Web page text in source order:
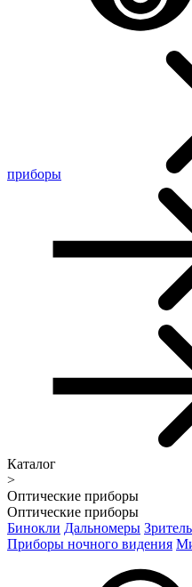
приборы
Каталог
>
Оптические приборы
Оптические приборы
Бинокли Дальномеры
Приборы ночного видения